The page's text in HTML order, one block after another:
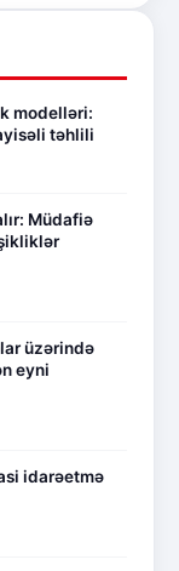
modelləri:
təhlili
Müdafiə
üzərində
eyni
idarəetmə